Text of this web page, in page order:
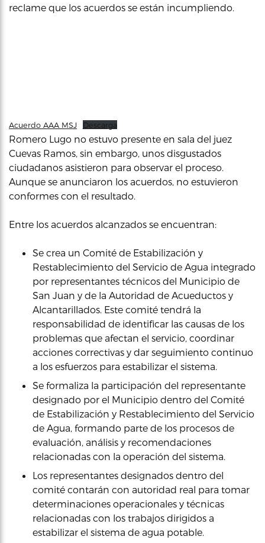
reclame que los acuerdos se están incumpliendo.
Acuerdo AAA MSJ Descarga
Romero Lugo no estuvo presente en sala del juez
Cuevas Ramos, sin embargo, unos disgustados
ciudadanos asistieron para observar el proceso.
Aunque se anunciaron los acuerdos, no estuvieron
conformes con el resultado.
Entre los acuerdos alcanzados se encuentran:
Se crea un Comité de Estabilización y
Restablecimiento del Servicio de Agua integrado
por representantes técnicos del Municipio de
San Juan y de la Autoridad de Acueductos y
Alcantarillados. Este comité tendrá la
responsabilidad de identificar las causas de los
problemas que afectan el servicio, coordinar
acciones correctivas y dar seguimiento continuo
a los esfuerzos para estabilizar el sistema.
Se formaliza la participación del representante
designado por el Municipio dentro del Comité
de Estabilización y Restablecimiento del Servicio
de Agua, formando parte de los procesos de
evaluación, análisis y recomendaciones
relacionadas con la operación del sistema.
Los representantes designados dentro del
comité contarán con autoridad real para tomar
determinaciones operacionales y técnicas
relacionadas con los trabajos dirigidos a
estabilizar el sistema de agua potable.